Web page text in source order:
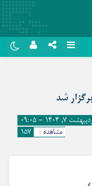
شد
۷, ۱۴۰۴ - 09:05
مشاهده :
157